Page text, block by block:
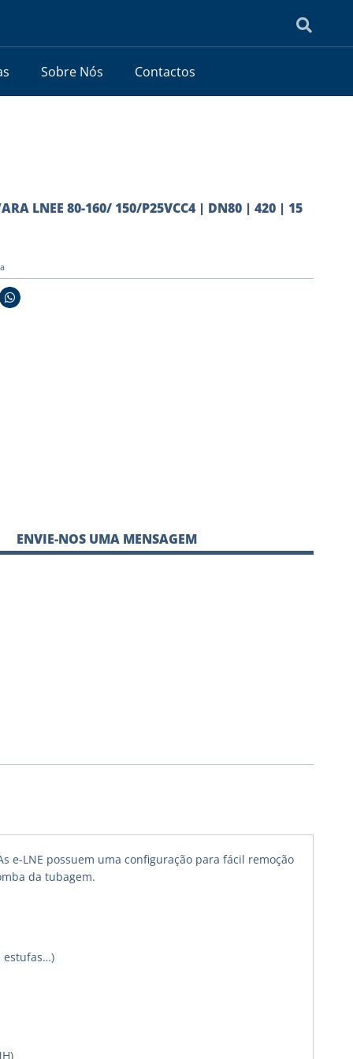
Sobre Nós Contactos
LNEE 80-160/ 150/P25VCC4 | DN80 | 420 | 15
ENVIE-NOS UMA MENSAGEM
e-LNE possuem uma configuração para fácil remoção
da tubagem.
estufas…)